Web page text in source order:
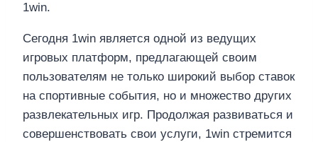
1win.
Сегодня 1win является одной из ведущих
игровых платформ, предлагающей своим
пользователям не только широкий выбор ставок
на спортивные события, но и множество других
развлекательных игр. Продолжая развиваться и
совершенствовать свои услуги, 1win стремится